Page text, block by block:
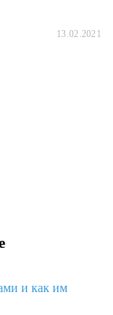
13.02.2021
и как им